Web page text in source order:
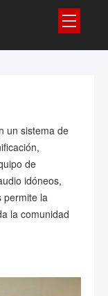
un sistema de
de
idóneos,
permite la
la comunidad